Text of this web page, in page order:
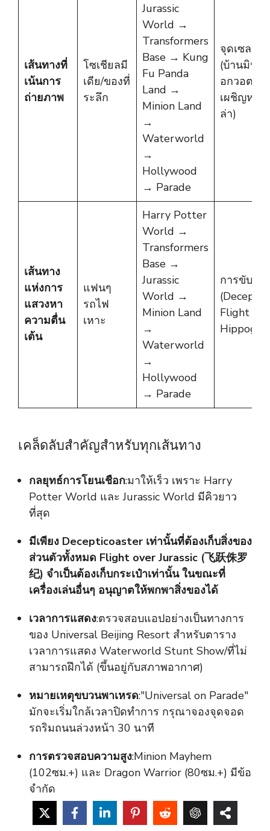
เส้นทางที่
เน้นการ
ถ่ายภาพ
โซเชียลมี
เดีย/ของที่
ระลึก
Jurassic
World →
Transformers
Base → Kung
Fu Panda
Land →
Minion Land
→
Waterworld
→
Hollywood
→ Parade
จุดเซลฟี่
(บ้านมินเ
อกวอตส์,
เผชิญหน้
ล่า)
เส้นทาง
แห่งการ
แสวงหา
ความตื่น
เต้น
แฟนๆ
รถไฟ
เหาะ
Harry Potter
World →
Transformers
Base →
Jurassic
World →
Minion Land
→
Waterworld
→
Hollywood
→ Parade
การขับขี่ที่
Flight of
เคล็ดลับสำคัญสำหรับทุกเส้นทาง
กลยุทธ์การโยนเชือก:มาให้เร็ว เพราะ Harry
Potter World และ Jurassic World มีคิวยาว
ที่สุด
มีเพียง Decepticoaster เท่านั้นที่ต้องเก็บสิ่งของ
ส่วนตัวทั้งหมด Flight over Jurassic (飞跃侏罗
纪) จำเป็นต้องเก็บกระเป๋าเท่านั้น ในขณะที่
เครื่องเล่นอื่นๆ อนุญาตให้พกพาสิ่งของได้
เวลาการแสดง:ตรวจสอบแอปอย่างเป็นทางการ
ของ Universal Beijing Resort สำหรับตาราง
เวลาการแสดง Waterworld Stunt Show/ที่ไม่
สามารถฝึกได้ (ขึ้นอยู่กับสภาพอากาศ)
หมายเหตุขบวนพาเหรด:"Universal on Parade"
มักจะเริ่มใกล้เวลาปิดทำการ กรุณาจองจุดจอด
รถริมถนนล่วงหน้า 30 นาที
การตรวจสอบความสูง:Minion Mayhem
(102ซม.+) และ Dragon Warrior (80ซม.+) มีข้อ
จำกัด
ฮอลลีวูด ฟินาเล่:สิ้นสุดตรงนี้สำหรับการช้อปปิ้ง